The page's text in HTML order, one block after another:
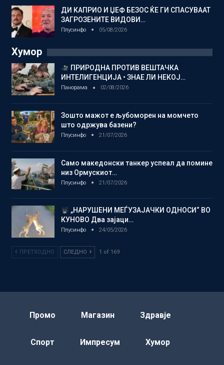
ДИ КАПРИО И ЏЕФ БЕЗОС ЌЕ ГИ СПАСУВААТ
ЗАГРОЗЕНИТЕ ВИДОВИ…
Плусинфо 05/08/2026
Хумор
ПРИРОДНА ПРОТИВ ВЕШТАЧКА
ИНТЕЛИГЕНЦИЈА • ЗНАЕ ЛИ НЕКОЈ…
Панорама 02/08/2026
Зошто мажот е љубоморен на момчето
што одржува базени?
Плусинфо 21/07/2026
Само македонски танкер успеал да помине
низ Ормускиот…
Плусинфо 21/07/2026
„НАРУШЕНИ МЕЃУЗАЈАЧКИ ОДНОСИ“ ВО
КУНОВО Два зајаци…
Плусинфо 24/05/2026
ПРЕТХОДНО СЛЕДНО 1 of 169
Промо Магазин Здравје
Спорт Импресум Хумор